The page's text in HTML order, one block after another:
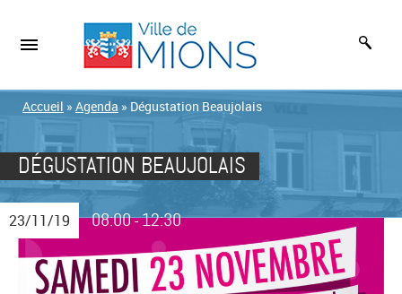
Accueil » Agenda » Dégustation Beaujolais
DÉGUSTATION BEAUJOLAIS
23/11/19 08:00-12:30